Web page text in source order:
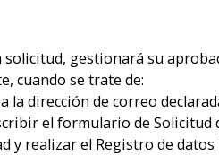
gestionará su
cuando se trate de:
dirección de correo
el formulario de Solicitud
y realizar el Registro de